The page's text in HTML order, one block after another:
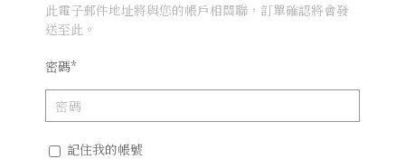
此電子郵件地址將與您的帳戶相關聯，訂單確認將會發
送至此。
密碼*
記住我的帳號